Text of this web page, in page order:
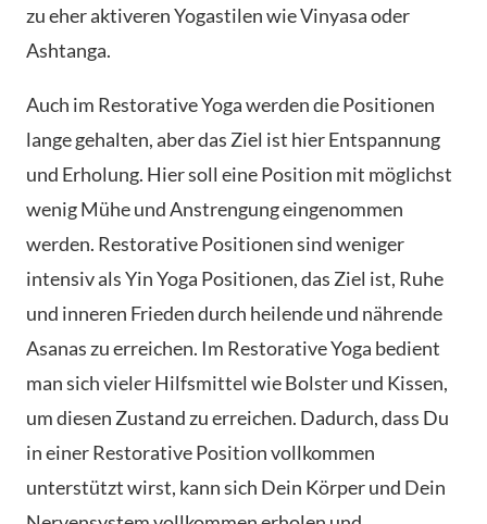
zu eher aktiveren Yogastilen wie Vinyasa oder
Ashtanga.
Auch im Restorative Yoga werden die Positionen
lange gehalten, aber das Ziel ist hier Entspannung
und Erholung. Hier soll eine Position mit möglichst
wenig Mühe und Anstrengung eingenommen
werden. Restorative Positionen sind weniger
intensiv als Yin Yoga Positionen, das Ziel ist, Ruhe
und inneren Frieden durch heilende und nährende
Asanas zu erreichen. Im Restorative Yoga bedient
man sich vieler Hilfsmittel wie Bolster und Kissen,
um diesen Zustand zu erreichen. Dadurch, dass Du
in einer Restorative Position vollkommen
unterstützt wirst, kann sich Dein Körper und Dein